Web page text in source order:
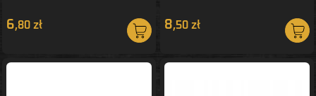
6,80 zł 8,50 zł